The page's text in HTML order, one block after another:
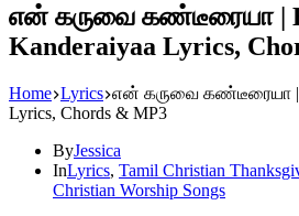
என் கருவை கண்டீரையா |
Kanderaiyaa Lyrics,
Home Lyrics என் கருவை கண்டீரையா |
Lyrics, Chords & MP3
ByJessica
InLyrics, Tamil Christian
Christian Worship Songs